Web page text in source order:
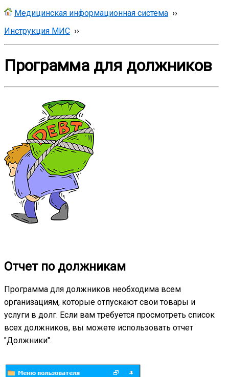
Медицинская информационная система ››
Инструкция МИС ››
Программа для должников
Отчет по должникам
Программа для должников необходима всем
организациям, которые отпускают свои товары и
услуги в долг. Если вам требуется просмотреть список
всех должников, вы можете использовать отчет
"Должники".